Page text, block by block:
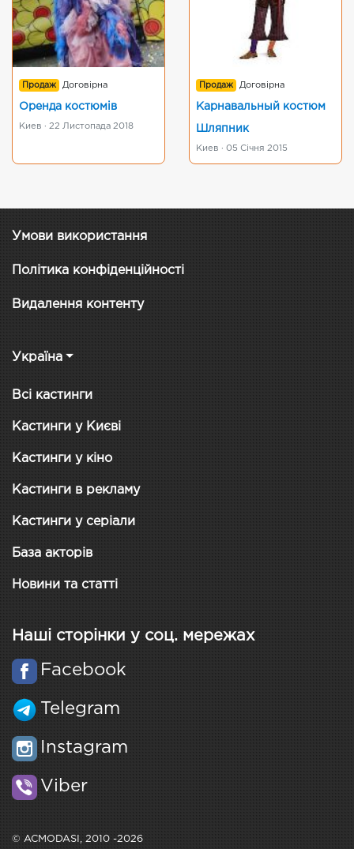
Продаж Договірна
Оренда костюмів
Киев · 22 Листопада 2018
Продаж Договірна
Карнавальный костюм
Шляпник
Киев · 05 Січня 2015
Умови використання
Політика конфіденційності
Видалення контенту
Україна
Всі кастинги
Кастинги у Києві
Кастинги у кіно
Кастинги в рекламу
Кастинги у серіали
База акторів
Новини та статті
Наші сторінки у соц. мережах
Facebook
Telegram
Instagram
Viber
© ACMODASI, 2010 -2026